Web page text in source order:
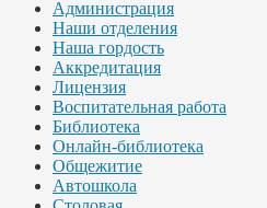
Администрация
Наши отделения
Наша гордость
Аккредитация
Лицензия
Воспитательная работа
Библиотека
Онлайн-библиотека
Общежитие
Автошкола